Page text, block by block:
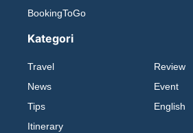
BookingToGo
Kategori
Travel
News
Tips
Itinerary
Review
Event
English